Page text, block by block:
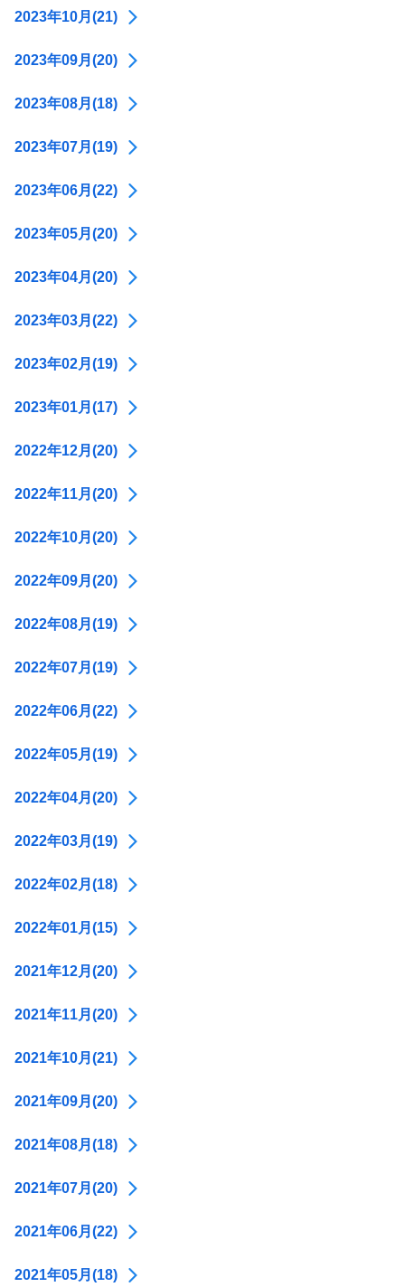
2023年10月(21)
2023年09月(20)
2023年08月(18)
2023年07月(19)
2023年06月(22)
2023年05月(20)
2023年04月(20)
2023年03月(22)
2023年02月(19)
2023年01月(17)
2022年12月(20)
2022年11月(20)
2022年10月(20)
2022年09月(20)
2022年08月(19)
2022年07月(19)
2022年06月(22)
2022年05月(19)
2022年04月(20)
2022年03月(19)
2022年02月(18)
2022年01月(15)
2021年12月(20)
2021年11月(20)
2021年10月(21)
2021年09月(20)
2021年08月(18)
2021年07月(20)
2021年06月(22)
2021年05月(18)